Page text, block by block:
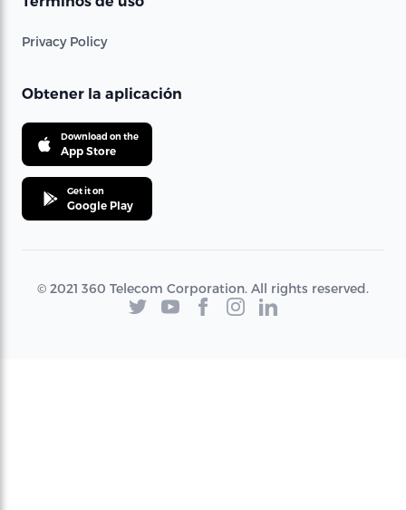
Privacy Policy
Obtener la aplicación
Download on the
App Store
Get it on
Google Play
© 2021 360 Telecom Corporation. All rights reserved.